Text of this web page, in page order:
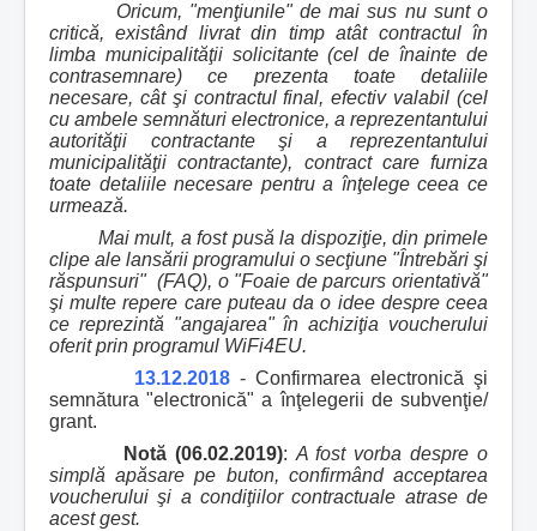
Oricum, "menţiunile" de mai sus nu sunt o
critică, existând livrat din timp atât contractul în
limba municipalităţii solicitante (cel de înainte de
contrasemnare) ce prezenta toate detaliile
necesare, cât şi contractul final, efectiv valabil (cel
cu ambele semnături electronice, a reprezentantului
autorităţii contractante şi a reprezentantului
municipalităţii contractante), contract care furniza
toate detaliile necesare pentru a înţelege ceea ce
urmează.
Mai mult, a fost pusă la dispoziţie, din primele
clipe ale lansării programului o secţiune "Întrebări şi
răspunsuri" (FAQ), o "Foaie de parcurs orientativă"
şi multe repere care puteau da o idee despre ceea
ce reprezintă "angajarea" în achiziţia voucherului
oferit prin programul WiFi4EU.
13.12.2018 - Confirmarea electronică şi
semnătura "electronică" a înţelegerii de subvenţie/
grant.
Notă (06.02.2019): A fost vorba despre o
simplă apăsare pe buton, confirmând acceptarea
voucherului şi a condiţiilor contractuale atrase de
acest gest.